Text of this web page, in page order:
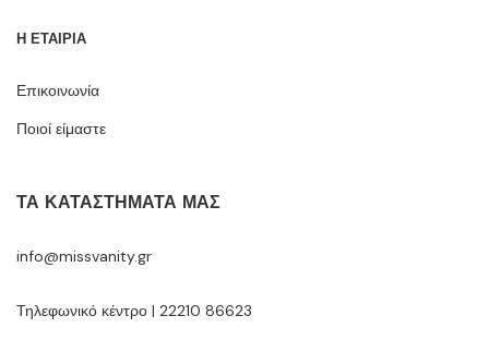
Η ΕΤΑΙΡΙΑ
Επικοινωνία
Ποιοί είμαστε
ΤΑ ΚΑΤΑΣΤΉΜΑΤΆ ΜΑΣ
info@missvanity.gr
Τηλεφωνικό κέντρο | 22210 86623